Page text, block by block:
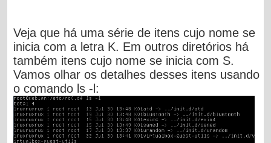
Veja que há uma série de itens cujo nome se
inicia com a letra K. Em outros diretórios há
também itens cujo nome se inicia com S.
Vamos olhar os detalhes desses itens usando
o comando ls -l :